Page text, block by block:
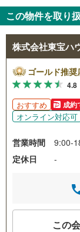
この物件を取り
株式会社東宝ハ
ゴールド推奨
4.8
おすすめ 成約
オンライン対応可
営業時間
9:00-
定休日
-
この